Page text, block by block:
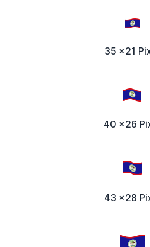
35 x21
40 x26
43 x28